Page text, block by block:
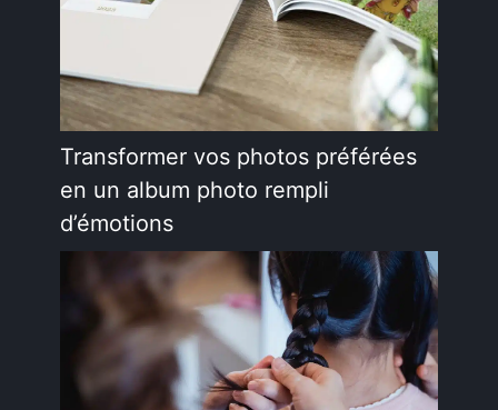
Transformer vos photos préférées
en un album photo rempli
d’émotions